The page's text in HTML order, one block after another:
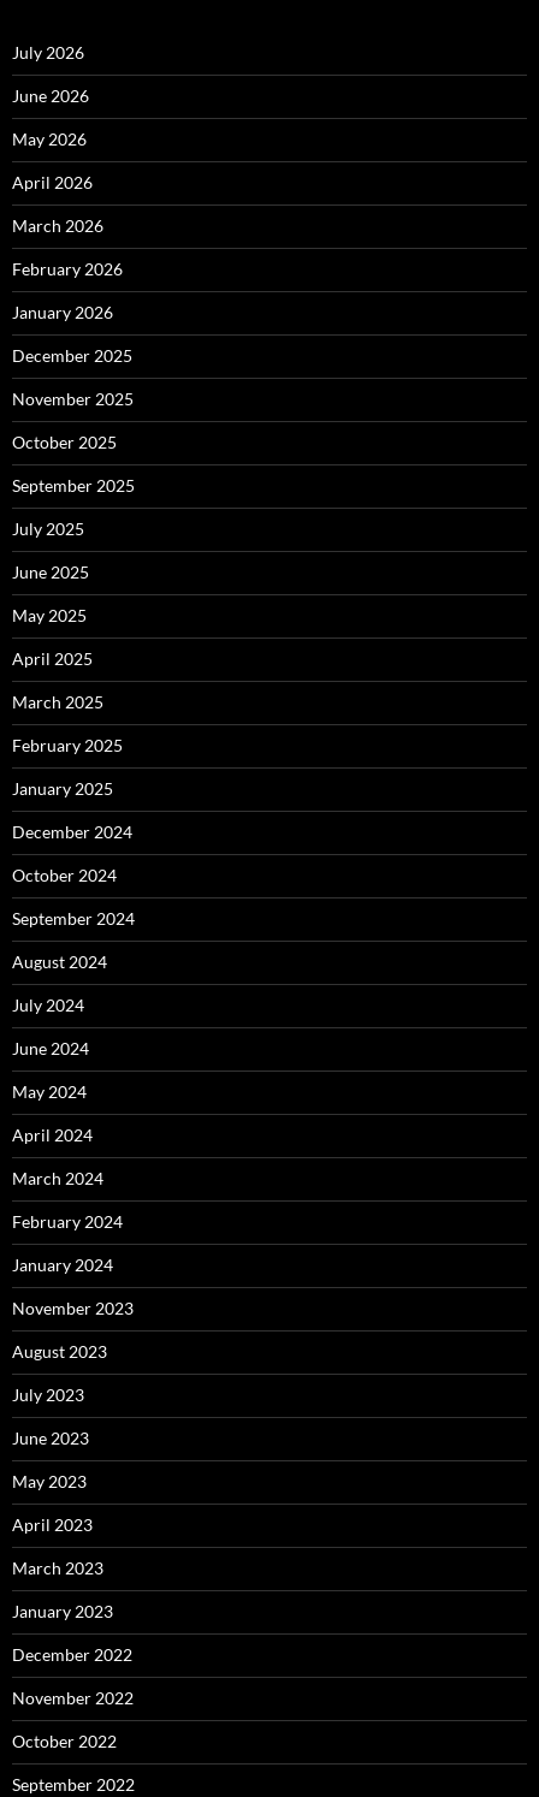
July 2026
June 2026
May 2026
April 2026
March 2026
February 2026
January 2026
December 2025
November 2025
October 2025
September 2025
July 2025
June 2025
May 2025
April 2025
March 2025
February 2025
January 2025
December 2024
October 2024
September 2024
August 2024
July 2024
June 2024
May 2024
April 2024
March 2024
February 2024
January 2024
November 2023
August 2023
July 2023
June 2023
May 2023
April 2023
March 2023
January 2023
December 2022
November 2022
October 2022
September 2022